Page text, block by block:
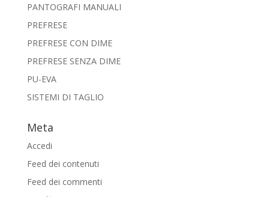
PANTOGRAFI MANUALI
PREFRESE
PREFRESE CON DIME
PREFRESE SENZA DIME
PU-EVA
SISTEMI DI TAGLIO
Meta
Accedi
Feed dei contenuti
Feed dei commenti